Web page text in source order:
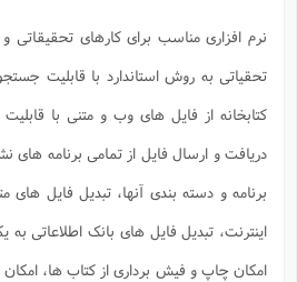
و پژوهشی شامل: ایجاد فیش
و موضوع بندی، امکان تهیه
جستجو موضوع بندی، امکان
رومیزی و بانک اطلاعاتی به
متنی به وب جهت استفاده در
با قابلیت تغییر کد پیج،
جستجوی سریع در فیش های